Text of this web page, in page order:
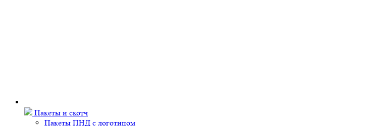
Пакеты и скотч
Пакеты ПНД с логотипом